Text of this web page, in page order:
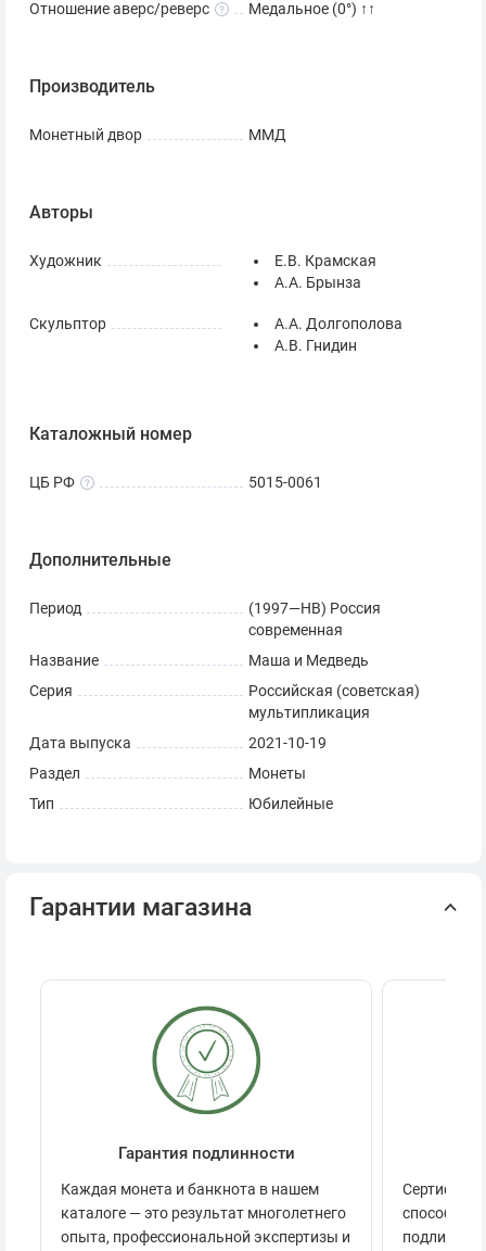
Отношение аверс/реверс Медальное (0°) ↑↑
Производитель
Монетный двор ММД
Авторы
Художник
Е.В. Крамская
А.А. Брынза
Скульптор
А.А. Долгополова
А.В. Гнидин
Каталожный номер
ЦБ РФ 5015-0061
Дополнительные
Период
(1997—НВ) Россия
современная
Название
Маша и Медведь
Серия
Российская (советская)
мультипликация
Дата выпуска
2021-10-19
Раздел
Монеты
Тип
Юбилейные
Гарантии магазина
Гарантия подлинности
Каждая монета и банкнота в нашем
каталоге — это результат многолетнего
опыта, профессиональной экспертизы и
способов